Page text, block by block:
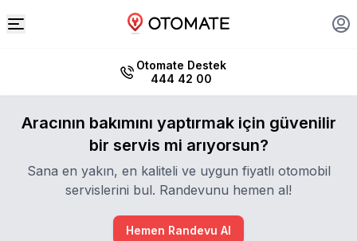
Otomate Destek
444 42 00
Aracının bakımını yaptırmak için güvenilir
bir servis mi arıyorsun?
Sana en yakın, en kaliteli ve uygun fiyatlı otomobil
servislerini bul. Randevunu hemen al!
Hemen Randevu Al